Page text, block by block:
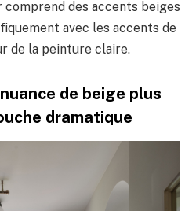
comprend des accents beiges
avec les accents de
de la peinture claire.
de beige plus
dramatique